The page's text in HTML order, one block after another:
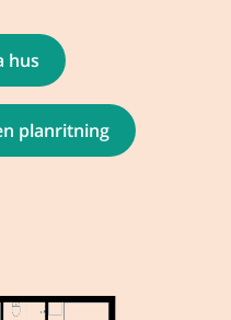
hus
planritning